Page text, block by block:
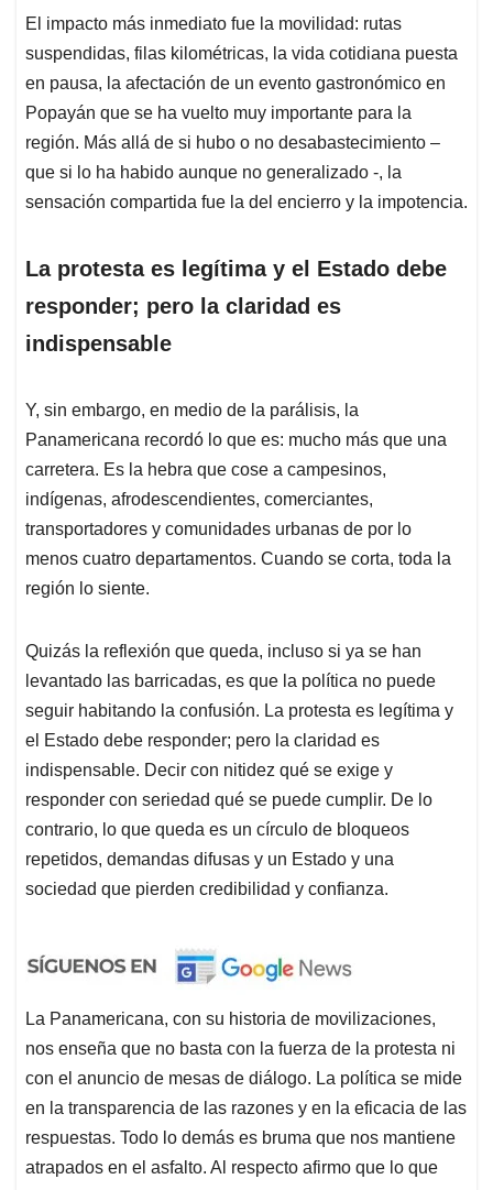
El impacto más inmediato fue la movilidad: rutas
suspendidas, filas kilométricas, la vida cotidiana puesta
en pausa, la afectación de un evento gastronómico en
Popayán que se ha vuelto muy importante para la
región. Más allá de si hubo o no desabastecimiento –
que si lo ha habido aunque no generalizado -, la
sensación compartida fue la del encierro y la impotencia.
La protesta es legítima y el Estado debe
responder; pero la claridad es
indispensable
Y, sin embargo, en medio de la parálisis, la
Panamericana recordó lo que es: mucho más que una
carretera. Es la hebra que cose a campesinos,
indígenas, afrodescendientes, comerciantes,
transportadores y comunidades urbanas de por lo
menos cuatro departamentos. Cuando se corta, toda la
región lo siente.
Quizás la reflexión que queda, incluso si ya se han
levantado las barricadas, es que la política no puede
seguir habitando la confusión. La protesta es legítima y
el Estado debe responder; pero la claridad es
indispensable. Decir con nitidez qué se exige y
responder con seriedad qué se puede cumplir. De lo
contrario, lo que queda es un círculo de bloqueos
repetidos, demandas difusas y un Estado y una
sociedad que pierden credibilidad y confianza.
La Panamericana, con su historia de movilizaciones,
nos enseña que no basta con la fuerza de la protesta ni
con el anuncio de mesas de diálogo. La política se mide
en la transparencia de las razones y en la eficacia de las
respuestas. Todo lo demás es bruma que nos mantiene
atrapados en el asfalto. Al respecto afirmo que lo que